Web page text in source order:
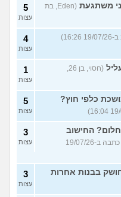
משתגעת
(Eden, בת
5
עצות
4
עצות
(חסוי, בן 26,
1
עצות
כלפי חוץ? 5
עצות
החישוב
(ירין, בת 19, כתבה ב-19/07/26
3
עצות
בבנות אחרות 3
עצות